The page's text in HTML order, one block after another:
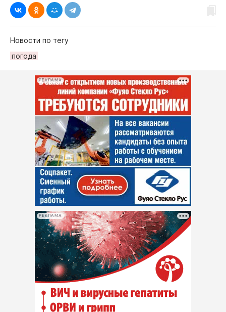
Новости по тегу
погода
РЕКЛАМА
РЕКЛАМА